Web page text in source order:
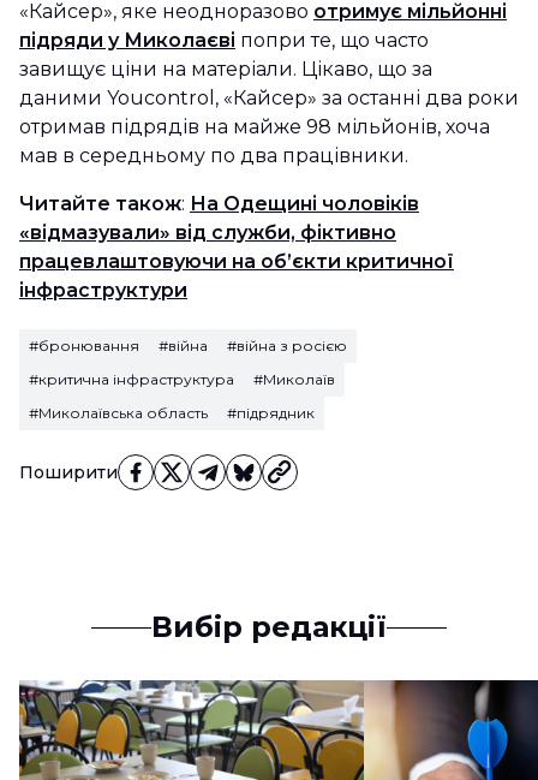
Поширити
«Кайсер», яке неодноразово отримує мільйонні
підряди у Миколаєві попри те, що часто
завищує ціни на матеріали. Цікаво, що за
даними Youcontrol, «Кайсер» за останні два роки
отримав підрядів на майже 98 мільйонів, хоча
мав в середньому по два працівники.
Читайте також: На Одещині чоловіків
«відмазували» від служби, фіктивно
працевлаштовуючи на об’єкти критичної
інфраструктури
#бронювання #війна
#війна з росією
#критична інфраструктура
#Миколаїв
#Миколаївська область
#підрядник
Вибір редакції